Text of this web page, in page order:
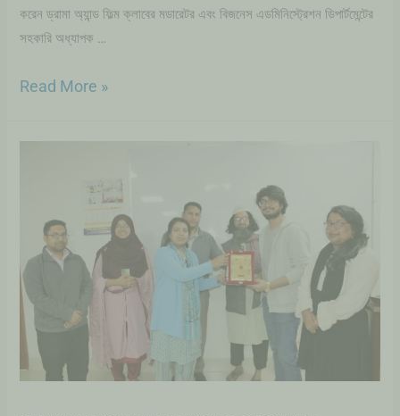
করেন ড্রামা অ্যান্ড ফিল্ম ক্লাবের মডারেটর এবং বিজনেস এডমিনিস্ট্রেশন ডিপার্টমেন্টের
সহকারি অধ্যাপক …
Read More »